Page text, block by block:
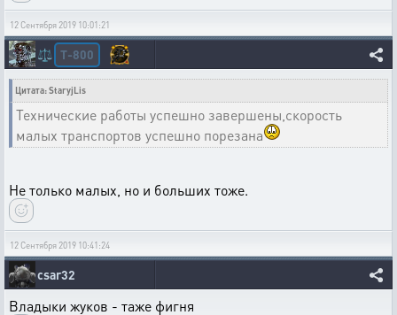
12 Сентября 2019 10:01:21
⚖️ T-800
Цитата: StaryjLis
Технические работы успешно завершены,скорость
малых транспортов успешно порезана
Не только малых, но и больших тоже.
12 Сентября 2019 10:41:24
csar32
Владыки жуков - таже фигня